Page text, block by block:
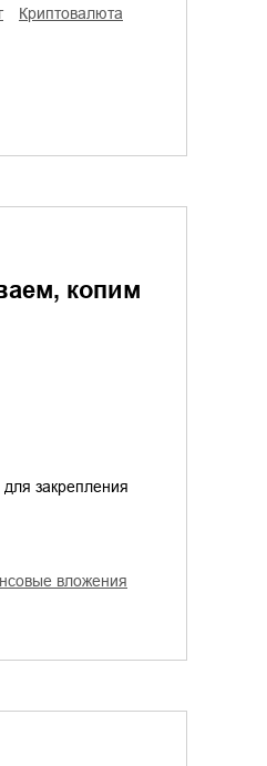
криптовалюта
копим
закрепления
вложения